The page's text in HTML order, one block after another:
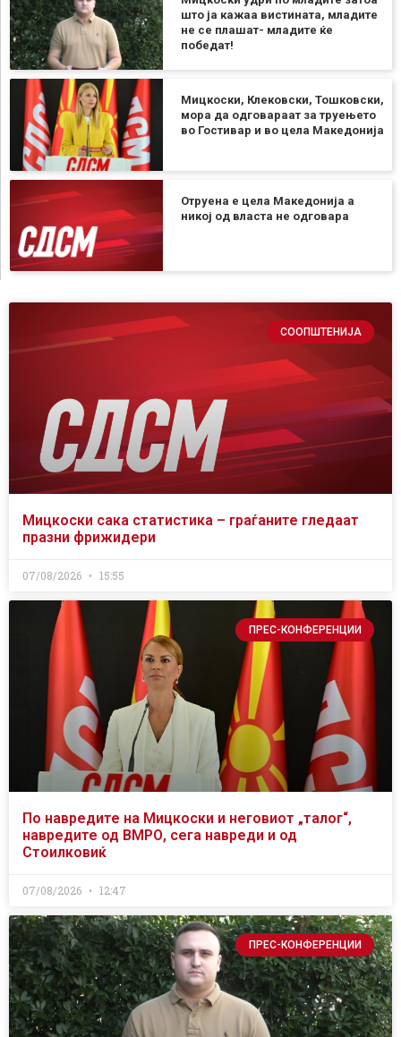
што ја кажаа вистината, младите
не се плашат- младите ќе
победат!
Мицкоски, Клековски, Тошковски,
мора да одговараат за труењето
во Гостивар и во цела Македонија
Отруена е цела Македонија а
никој од власта не одговара
СООПШТЕНИЈА
Мицкоски сака статистика – граѓаните гледаат
празни фрижидери
07/08/2026 15:55
ПРЕС-КОНФЕРЕНЦИИ
По навредите на Мицкоски и неговиот „талог“,
навредите од ВМРО, сега навреди и од
Стоилковиќ
07/08/2026 12:47
ПРЕС-КОНФЕРЕНЦИИ